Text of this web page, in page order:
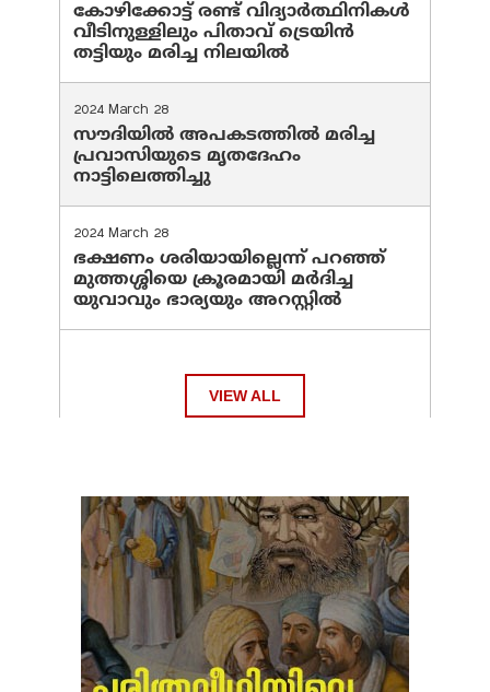
കോഴിക്കോട്ട് രണ്ട് വിദ്യാർത്ഥിനികൾ
വീടിനുള്ളിലും പിതാവ് ട്രെയിൻ
തട്ടിയും മരിച്ച നിലയിൽ
2024 March 28
സൗദിയില്‍ അപകടത്തില്‍ മരിച്ച
പ്രവാസിയുടെ മൃതദേഹം
നാട്ടിലെത്തിച്ചു
2024 March 28
ഭക്ഷണം ശരിയായില്ലെന്ന് പറഞ്ഞ്
മുത്തശ്ശിയെ ക്രൂരമായി മര്‍ദിച്ച
യുവാവും ഭാര്യയും അറസ്റ്റില്‍
VIEW ALL